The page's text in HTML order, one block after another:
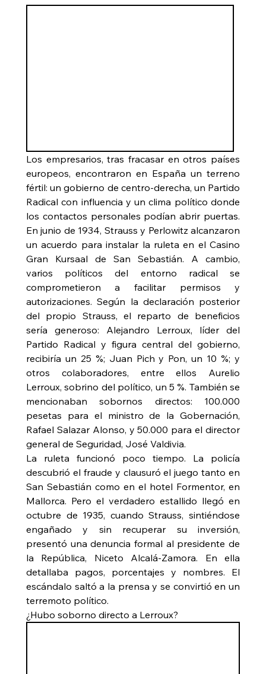
Los empresarios, tras fracasar en otros países
europeos, encontraron en España un terreno
fértil: un gobierno de centro‑derecha, un Partido
Radical con influencia y un clima político donde
los contactos personales podían abrir puertas.
En junio de 1934, Strauss y Perlowitz alcanzaron
un acuerdo para instalar la ruleta en el Casino
Gran Kursaal de San Sebastián. A cambio,
varios políticos del entorno radical se
comprometieron a facilitar permisos y
autorizaciones. Según la declaración posterior
del propio Strauss, el reparto de beneficios
sería generoso: Alejandro Lerroux, líder del
Partido Radical y figura central del gobierno,
recibiría un 25 %; Juan Pich y Pon, un 10 %; y
otros colaboradores, entre ellos Aurelio
Lerroux, sobrino del político, un 5 %. También se
mencionaban sobornos directos: 100.000
pesetas para el ministro de la Gobernación,
Rafael Salazar Alonso, y 50.000 para el director
general de Seguridad, José Valdivia.
La ruleta funcionó poco tiempo. La policía
descubrió el fraude y clausuró el juego tanto en
San Sebastián como en el hotel Formentor, en
Mallorca. Pero el verdadero estallido llegó en
octubre de 1935, cuando Strauss, sintiéndose
engañado y sin recuperar su inversión,
presentó una denuncia formal al presidente de
la República, Niceto Alcalá‑Zamora. En ella
detallaba pagos, porcentajes y nombres. El
escándalo saltó a la prensa y se convirtió en un
terremoto político.
¿Hubo soborno directo a Lerroux?